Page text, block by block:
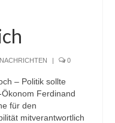
NACHRICHTEN | 0
– Politik sollte
Ferdinand
für den
mitverantwortlich